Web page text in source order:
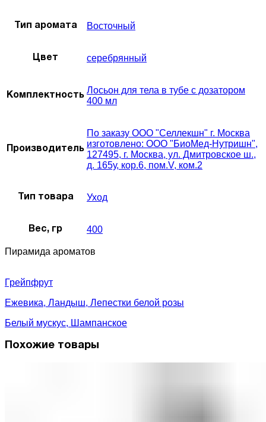
Тип аромата Восточный
Цвет серебрянный
Комплектность Лосьон для тела в тубе с дозатором
400 мл
Производитель
По заказу ООО "Селлекшн" г. Москва
изготовлено: ООО "БиоМед-Нутришн",
127495, г. Москва, ул. Дмитровское ш.,
д. 165у, кор.6, пом.V, ком.2
Тип товара Уход
Вес, гр 400
Пирамида ароматов
Грейпфрут
Ежевика, Ландыш, Лепестки белой розы
Белый мускус, Шампанское
Похожие товары